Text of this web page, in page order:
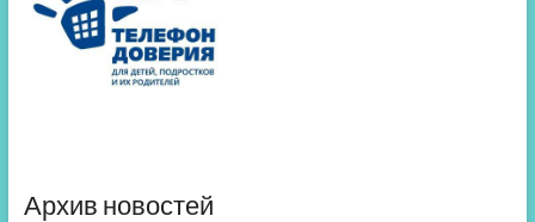
Архив новостей